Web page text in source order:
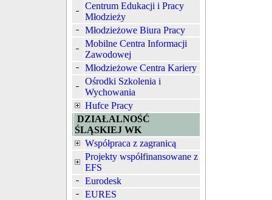
Centrum Edukacji i Pracy
Młodzieży
Młodzieżowe Biura Pracy
Mobilne Centra Informacji
Zawodowej
Młodzieżowe Centra Kariery
Ośrodki Szkolenia i
Wychowania
Hufce Pracy
DZIAŁALNOŚĆ
ŚLĄSKIEJ WK
Współpraca z zagranicą
Projekty współfinansowane z
EFS
Eurodesk
EURES